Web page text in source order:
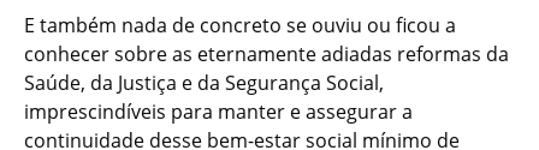
E também nada de concreto se ouviu ou ficou a
conhecer sobre as eternamente adiadas reformas da
Saúde, da Justiça e da Segurança Social,
imprescindíveis para manter e assegurar a
continuidade desse bem-estar social mínimo de